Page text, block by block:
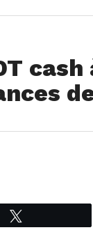
cash